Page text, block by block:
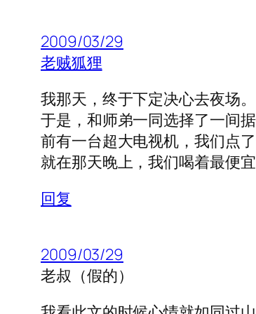
2009/03/29
老贼狐狸
我那天，终于下定决心去夜场。
于是，和师弟一同选择了一间
前有一台超大电视机，我们点
就在那天晚上，我们喝着最便
回复
2009/03/29
老叔（假的）